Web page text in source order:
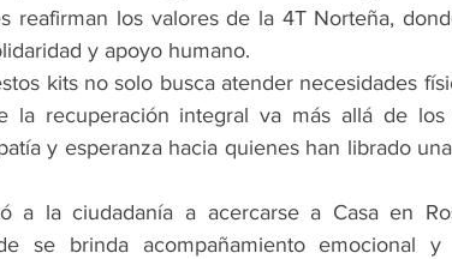
reafirman los valores de la 4T Norteña,
y apoyo humano.
kits no solo busca atender necesidades
la recuperación integral va más allá de los
y esperanza hacia quienes han librado
a la ciudadanía a acercarse a Casa en
se brinda acompañamiento emocional